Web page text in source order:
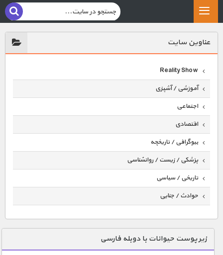
عناوين سايت
Reality Show
آموزشی / آشپزی
اجتماعی
اقتصادی
بیوگرافی / تاریخچه
پزشکی / زیست / روانشناسی
تاریخی / سیاسی
حوادث / جنایی
دنیای خوراکی ها
زمین شناسی / محیط زیست
زیر پوست حیوانات با دوبله فارسی